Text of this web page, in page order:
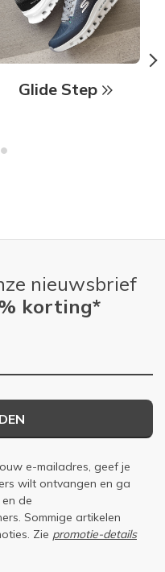
Glide Step
nieuwsbrief
korting*
e-mailadres, geef je
wilt ontvangen en ga
en de
Sommige artikelen
Zie promotie-details